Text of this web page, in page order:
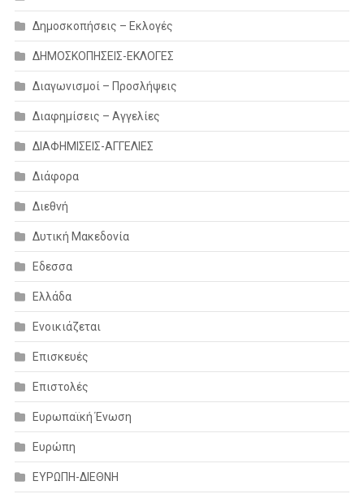
Δημοσκοπήσεις – Εκλογές
ΔΗΜΟΣΚΟΠΗΣΕΙΣ-ΕΚΛΟΓΕΣ
Διαγωνισμοί – Προσλήψεις
Διαφημίσεις – Αγγελίες
ΔΙΑΦΗΜΙΣΕΙΣ-ΑΓΓΕΛΙΕΣ
Διάφορα
Διεθνή
Δυτική Μακεδονία
Εδεσσα
Ελλάδα
Ενοικιάζεται
Επισκευές
Επιστολές
Ευρωπαϊκή Ένωση
Ευρώπη
ΕΥΡΩΠΗ-ΔΙΕΘΝΗ